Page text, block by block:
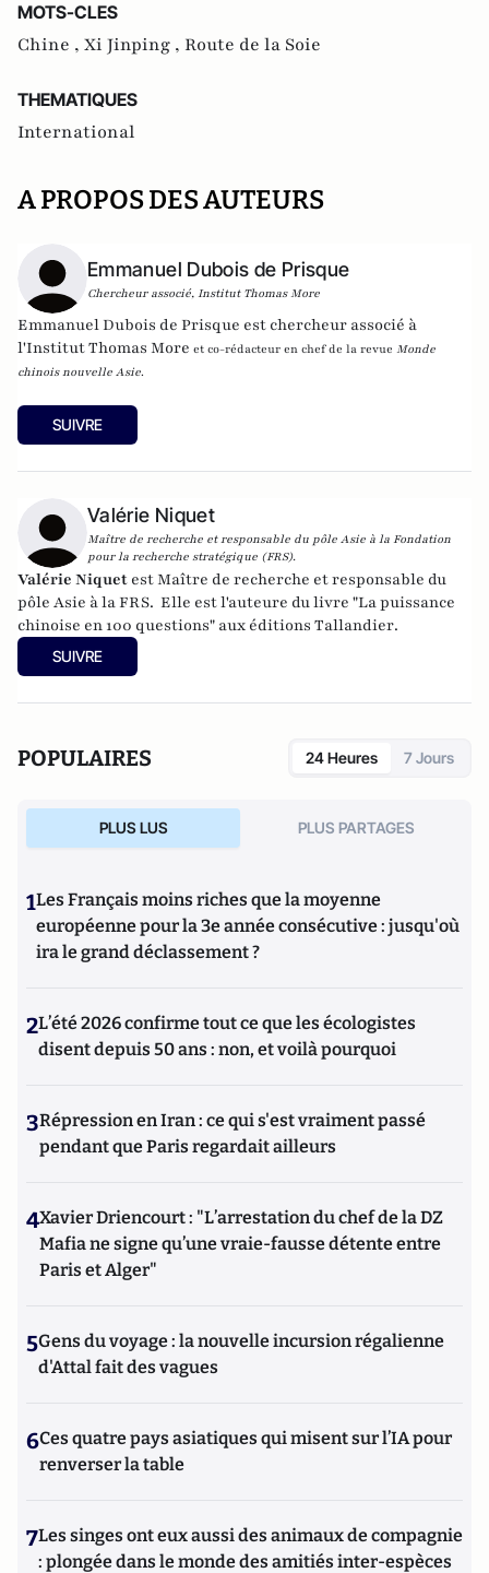
MOTS-CLES
Chine , Xi Jinping , Route de la Soie
THEMATIQUES
International
A PROPOS DES AUTEURS
Emmanuel Dubois de Prisque
Chercheur associé, Institut Thomas More
Emmanuel Dubois de Prisque est chercheur associé à
l'Institut Thomas More et co-rédacteur en chef de la revue Monde
chinois nouvelle Asie.
SUIVRE
Valérie Niquet
Maître de recherche et responsable du pôle Asie à la Fondation
pour la recherche stratégique (FRS).
Valérie Niquet est Maître de recherche et responsable du
pôle Asie à la FRS. Elle est l'auteure du livre "La puissance
chinoise en 100 questions" aux éditions Tallandier.
SUIVRE
POPULAIRES 24 Heures 7 Jours
PLUS LUS PLUS PARTAGES
1Les Français moins riches que la moyenne
européenne pour la 3e année consécutive : jusqu'où
ira le grand déclassement ?
2L’été 2026 confirme tout ce que les écologistes
disent depuis 50 ans : non, et voilà pourquoi
3Répression en Iran : ce qui s'est vraiment passé
pendant que Paris regardait ailleurs
4Xavier Driencourt : "L’arrestation du chef de la DZ
Mafia ne signe qu’une vraie-fausse détente entre
Paris et Alger"
5Gens du voyage : la nouvelle incursion régalienne
d'Attal fait des vagues
6Ces quatre pays asiatiques qui misent sur l’IA pour
renverser la table
7Les singes ont eux aussi des animaux de compagnie
: plongée dans le monde des amitiés inter-espèces